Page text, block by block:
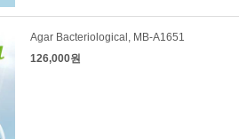
Agar Bacteriological, MB-A1651
126,000원